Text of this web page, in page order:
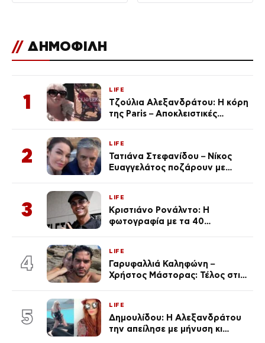
// ΔΗΜΟΦΙΛΗ
1
LIFE
Τζούλια Αλεξανδράτου: Η κόρη
της Paris – Αποκλειστικές
2
LIFE
Τατιάνα Στεφανίδου – Νίκος
Ευαγγελάτος ποζάρουν με
3
LIFE
Κριστιάνο Ρονάλντο: Η
φωτογραφία με τα 40
εκ. likes
4
LIFE
Γαρυφαλλιά Καληφώνη –
Χρήστος Μάστορας: Τέλος στις
5
LIFE
Δημουλίδου: Η Αλεξανδράτου
την απείλησε με μήνυση κι